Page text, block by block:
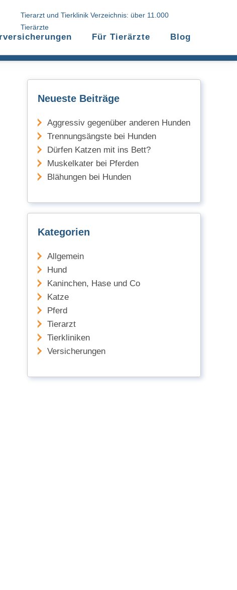
Tierarzt und Tierklinik Verzeichnis: über 11.000
Tierärzte
Für Tierärzte Blog
Neueste Beiträge
Aggressiv gegenüber anderen Hunden
Trennungsängste bei Hunden
Dürfen Katzen mit ins Bett?
Muskelkater bei Pferden
Blähungen bei Hunden
Kategorien
Allgemein
Hund
Kaninchen, Hase und Co
Katze
Pferd
Tierarzt
Tierkliniken
Versicherungen